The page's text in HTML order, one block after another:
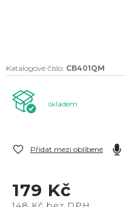
Katalogové číslo: CB401QM
skladem
Přidat mezi oblíbené
179 Kč